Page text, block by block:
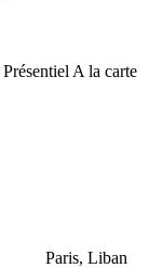
Présentiel A la carte
Paris, Liban